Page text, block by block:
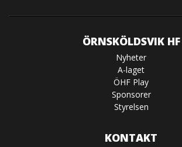
ÖRNSKÖLDSVIK HF
Nyheter
A-laget
ÖHF Play
Sponsorer
Styrelsen
KONTAKT